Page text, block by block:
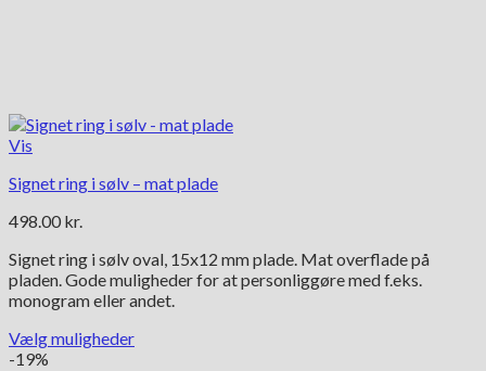
Vis
Signet ring i sølv – mat plade
498.00 kr.
Signet ring i sølv oval, 15x12 mm plade. Mat overflade på
pladen. Gode muligheder for at personliggøre med f.eks.
monogram eller andet.
Vælg muligheder
Dette
-19%